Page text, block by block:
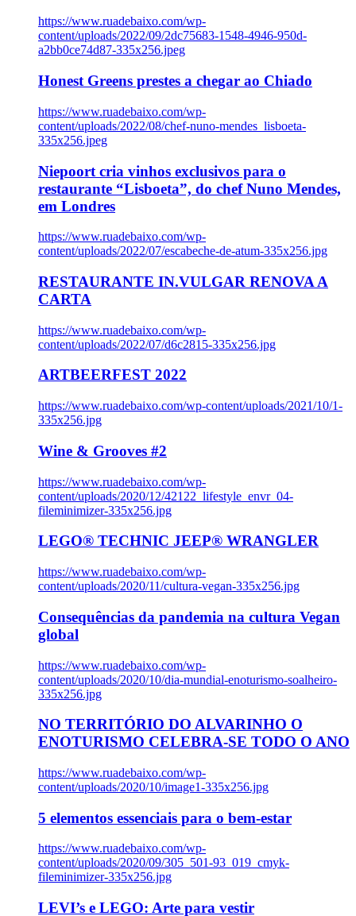
https://www.ruadebaixo.com/wp-
content/uploads/2022/09/2dc75683-1548-4946-950d-
a2bb0ce74d87-335x256.jpeg
Honest Greens prestes a chegar ao Chiado
https://www.ruadebaixo.com/wp-
content/uploads/2022/08/chef-nuno-mendes_lisboeta-
335x256.jpeg
Niepoort cria vinhos exclusivos para o
restaurante “Lisboeta”, do chef Nuno Mendes,
em Londres
https://www.ruadebaixo.com/wp-
content/uploads/2022/07/escabeche-de-atum-335x256.jpg
RESTAURANTE IN.VULGAR RENOVA A
CARTA
https://www.ruadebaixo.com/wp-
content/uploads/2022/07/d6c2815-335x256.jpg
ARTBEERFEST 2022
https://www.ruadebaixo.com/wp-content/uploads/2021/10/1-
335x256.jpg
Wine & Grooves #2
https://www.ruadebaixo.com/wp-
content/uploads/2020/12/42122_lifestyle_envr_04-
fileminimizer-335x256.jpg
LEGO® TECHNIC JEEP® WRANGLER
https://www.ruadebaixo.com/wp-
content/uploads/2020/11/cultura-vegan-335x256.jpg
Consequências da pandemia na cultura Vegan
global
https://www.ruadebaixo.com/wp-
content/uploads/2020/10/dia-mundial-enoturismo-soalheiro-
335x256.jpg
NO TERRITÓRIO DO ALVARINHO O
ENOTURISMO CELEBRA-SE TODO O ANO
https://www.ruadebaixo.com/wp-
content/uploads/2020/10/image1-335x256.jpg
5 elementos essenciais para o bem-estar
https://www.ruadebaixo.com/wp-
content/uploads/2020/09/305_501-93_019_cmyk-
fileminimizer-335x256.jpg
LEVI’s e LEGO: Arte para vestir